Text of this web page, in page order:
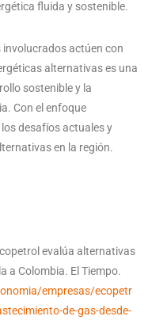
fluida y sostenible.
involucrados actúen con
alternativas es una
sostenible y la
Con el enfoque
desafíos actuales y
en la región.
evalúa alternativas
a Colombia. El Tiempo.
empresas/ecopetr
de-gas-desde-